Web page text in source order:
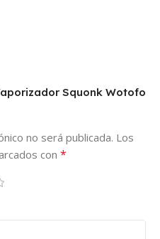
Squonk Wotofo
no será publicada. Los
con *